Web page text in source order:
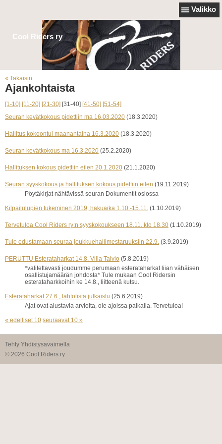
Valikko
Cool Riders ry
« Takaisin
Ajankohtaista
[1-10] [11-20] [21-30] [31-40] [41-50] [51-54]
Seuran kevätkokous pidettiin ma 16.03.2020 (18.3.2020)
Hallitus kokoontui maanantaina 16.3.2020 (18.3.2020)
Seuran kevätkokous ma 16.3.2020 (25.2.2020)
Hallituksen kokous pidettiin eilen 20.1.2020 (21.1.2020)
Seuran syyskokous ja hallituksen kokous pidettiin eilen (19.11.2019)
Pöytäkirjat nähtävissä seuran Dokumentit osiossa
Kilpailulupien tukeminen 2019, hakuaika 1.10.-15.11. (1.10.2019)
Tervetuloa Cool Riders ry:n syyskokoukseen 18.11. klo 18.30 (1.10.2019)
Tule edustamaan seuraa joukkuehallimestaruuksiin 22.9. (3.9.2019)
PERUTTU Esterataharkat 14.8. Villa Talvio (5.8.2019)
*valitettavasti joudumme perumaan esterataharkat liian vähäisen
osallistujamäärän johdosta* Tule mukaan Cool Ridersin
esterataharkkoihin ke 14.8., liitteenä kutsu.
Esterataharkat 27.6., lähtölista julkaistu (25.6.2019)
Ajat ovat alustavia arvioita, ole ajoissa paikalla. Tervetuloa!
« edelliset 10 seuraavat 10 »
Tehty Yhdistysavaimella
© 2026 Cool Riders ry